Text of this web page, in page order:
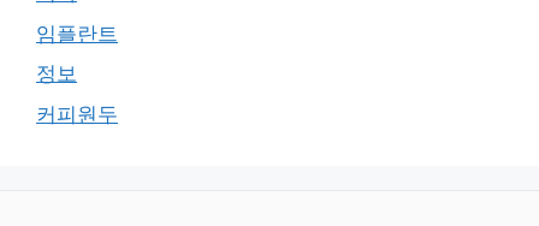
임플란트
정보
커피원두